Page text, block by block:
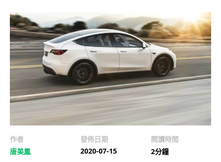
作者
唐美鳳
發佈日期
2020-07-15
閱讀時間
2分鐘